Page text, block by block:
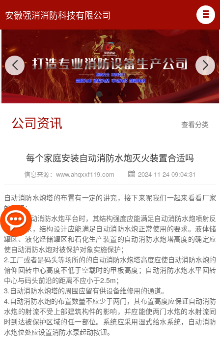
安徽强消消防科技有限公司
查看分类
公司资讯
每个家庭安装自动消防水炮灭火装置合适吗
信息来源： www.ahqxxf119.com 2024-11-24 09:04:31
自动消防水炮塔的布置有一定的讲究，接下来呢我们一起来看看厂家
的介绍：
1.设置自动消防水炮平台时，其结构强度应能满足自动消防水炮喷射反
力的要求，结构设计应能满足自动消防水炮正常使用的要求。液体储
罐区、液化烃储罐区和石化生产装置的自动消防水炮塔高度的确定应
使自动消防水炮对被保护对象实施保护；
2.工厂或者是码头等场所的的自动消防水炮塔高度应使自动消防水炮的
俯仰回转中心高度不低于空载时的甲板高度；自动消防水炮水平回转
中心与码头前沿的距离不应小于2.5m；
3.自动消防水炮塔的周围应留有供设备维修用的通道。
4.自动消防水炮的布置数量不应少于两门，其布置高度应保证自动消防
水炮的射流不受上部建筑构件的影响，并应能使两门水炮的水射流同
时到达被保护区域的任一部位。系统应采用湿式给水系统，自动消防
水炮位处应设置消防水泵起动按钮。